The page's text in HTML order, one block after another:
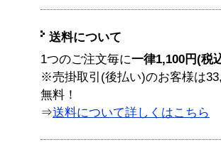
送料について
1つのご注文毎に一律1,100円(税
※売掛取引(後払い)のお客様は
無料！
⇒送料について詳しくはこちら